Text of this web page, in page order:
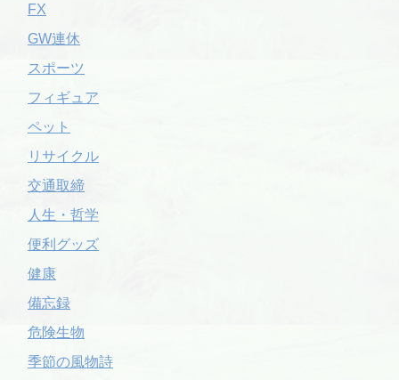
FX
GW連休
スポーツ
フィギュア
ペット
リサイクル
交通取締
人生・哲学
便利グッズ
健康
備忘録
危険生物
季節の風物詩